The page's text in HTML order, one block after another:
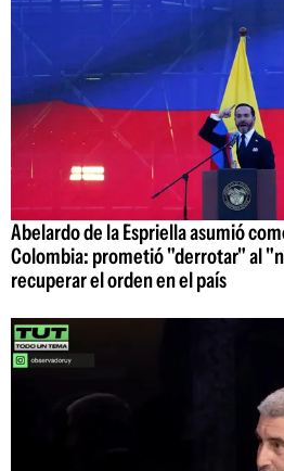
Abelardo de la Espriella asumió
Colombia: prometió "derrotar" al
recuperar el orden en el país